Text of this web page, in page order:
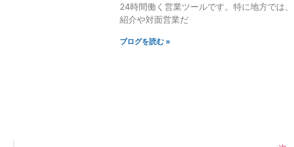
24時間働く営業ツールです。特に地方では、
紹介や対面営業だ
ブログを読む »